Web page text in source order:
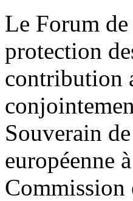
Le Forum
protection
contribution
Souverain
européenne
Commission